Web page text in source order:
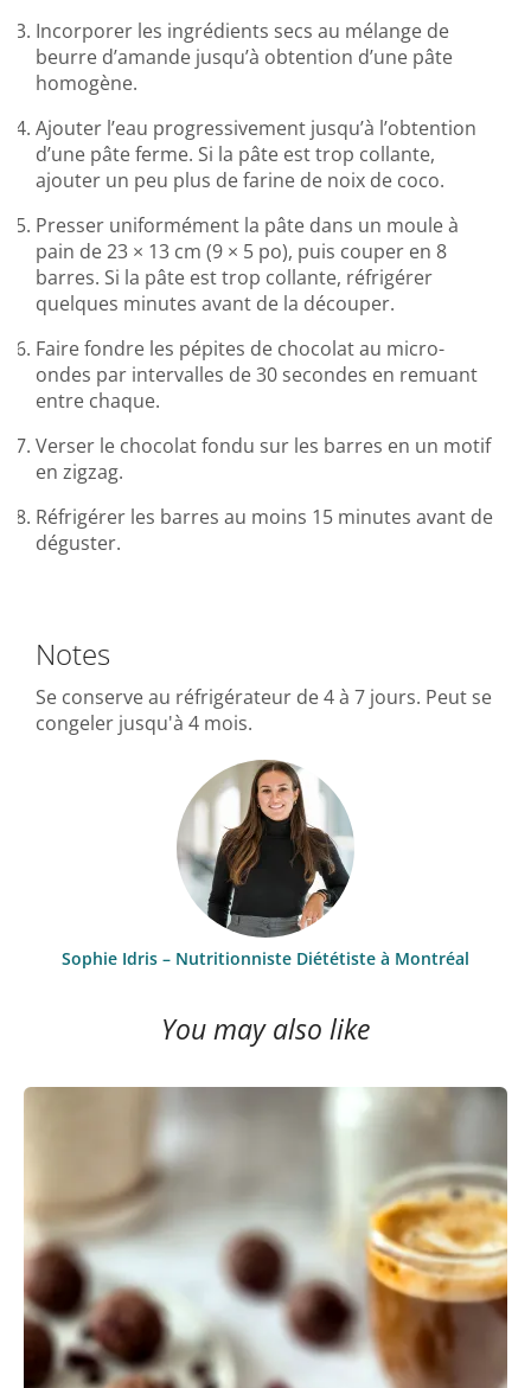
Incorporer les ingrédients secs au mélange de
beurre d’amande jusqu’à obtention d’une pâte
homogène.
Ajouter l’eau progressivement jusqu’à l’obtention
d’une pâte ferme. Si la pâte est trop collante,
ajouter un peu plus de farine de noix de coco.
Presser uniformément la pâte dans un moule à
pain de 23 × 13 cm (9 × 5 po), puis couper en 8
barres. Si la pâte est trop collante, réfrigérer
quelques minutes avant de la découper.
Faire fondre les pépites de chocolat au micro-
ondes par intervalles de 30 secondes en remuant
entre chaque.
Verser le chocolat fondu sur les barres en un motif
en zigzag.
Réfrigérer les barres au moins 15 minutes avant de
déguster.
Notes
Se conserve au réfrigérateur de 4 à 7 jours. Peut se
congeler jusqu'à 4 mois.
Sophie Idris – Nutritionniste Diététiste à Montréal
You may also like